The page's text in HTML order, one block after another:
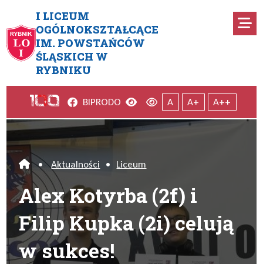
I LICEUM
OGÓLNOKSZTAŁCĄCE
IM. POWSTAŃCÓW
ŚLĄSKICH W
RYBNIKU
Alex Kotyrba (2f) i Filip
Facebook
BIPRODO Wersja kontrastowa
Wersja domyślna
A A+ A++
Home
• Aktualności • Liceum
Alex Kotyrba (2f) i
Filip Kupka (2i) celują
w sukces!